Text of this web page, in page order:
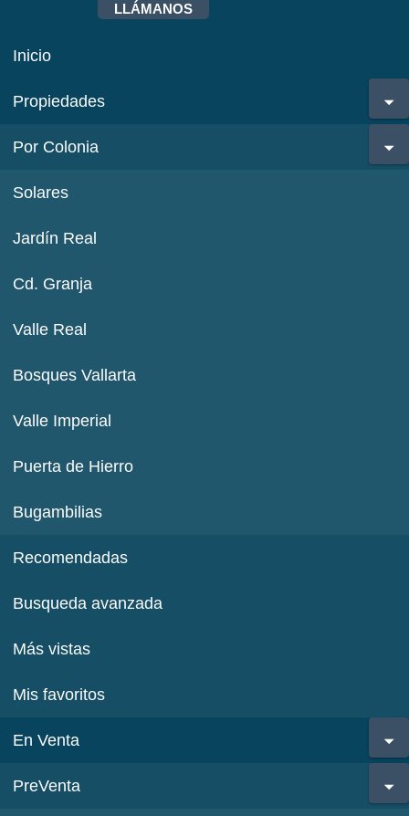
LLÁMANOS
Inicio
Propiedades
Por Colonia
Solares
Jardín Real
Cd. Granja
Valle Real
Bosques Vallarta
Valle Imperial
Puerta de Hierro
Bugambilias
Recomendadas
Busqueda avanzada
Más vistas
Mis favoritos
En Venta
PreVenta